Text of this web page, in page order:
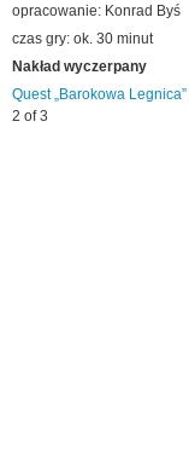
opracowanie: Konrad Byś
czas gry: ok. 30 minut
Nakład wyczerpany
Quest „Barokowa Legnica”
2 of 3